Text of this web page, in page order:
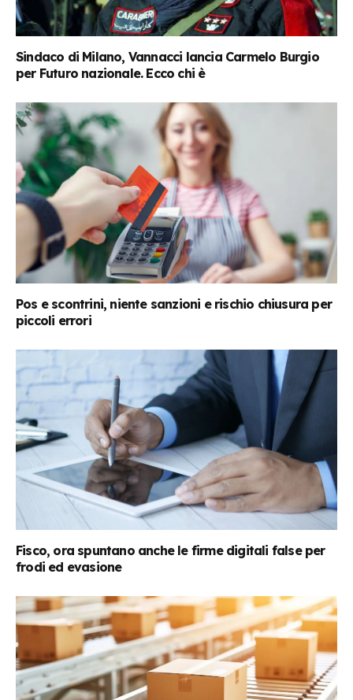
Sindaco di Milano, Vannacci lancia Carmelo Burgio
per Futuro nazionale. Ecco chi è
Pos e scontrini, niente sanzioni e rischio chiusura per
piccoli errori
Fisco, ora spuntano anche le firme digitali false per
frodi ed evasione